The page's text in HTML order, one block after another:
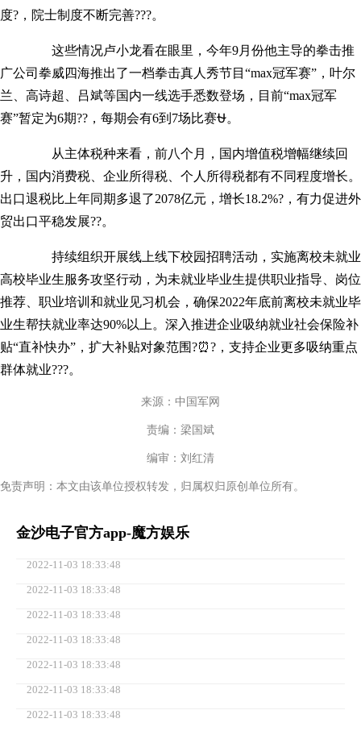
度?，院士制度不断完善???。
这些情况卢小龙看在眼里，今年9月份他主导的拳击推
广公司拳威四海推出了一档拳击真人秀节目“max冠军赛”，叶尔
兰、高诗超、吕斌等国内一线选手悉数登场，目前“max冠军
赛”暂定为6期??，每期会有6到7场比赛⛎。
从主体税种来看，前八个月，国内增值税增幅继续回
升，国内消费税、企业所得税、个人所得税都有不同程度增长。
出口退税比上年同期多退了2078亿元，增长18.2%?，有力促进外
贸出口平稳发展??。
持续组织开展线上线下校园招聘活动，实施离校未就业
高校毕业生服务攻坚行动，为未就业毕业生提供职业指导、岗位
推荐、职业培训和就业见习机会，确保2022年底前离校未就业毕
业生帮扶就业率达90%以上。深入推进企业吸纳就业社会保险补
贴“直补快办”，扩大补贴对象范围?⏰?，支持企业更多吸纳重点
群体就业???。
来源：中国军网
责编：梁国斌
编审：刘红清
免责声明：本文由该单位授权转发，归属权归原创单位所有。
金沙电子官方app-魔方娱乐
2022-11-03 18:33:48
2022-11-03 18:33:48
2022-11-03 18:33:48
2022-11-03 18:33:48
2022-11-03 18:33:48
2022-11-03 18:33:48
2022-11-03 18:33:48